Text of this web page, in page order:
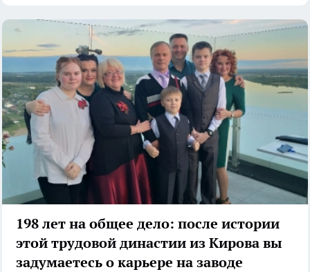
198 лет на общее дело: после истории
этой трудовой династии из Кирова вы
задумаетесь о карьере на заводе